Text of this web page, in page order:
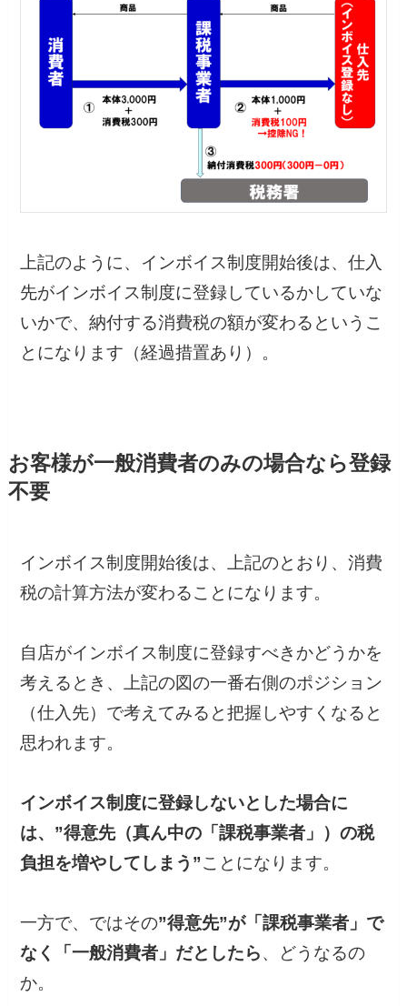
上記のように、インボイス制度開始後は、仕入
先がインボイス制度に登録しているかしていな
いかで、納付する消費税の額が変わるというこ
とになります（経過措置あり）。
お客様が一般消費者のみの場合なら登録
不要
インボイス制度開始後は、上記のとおり、消費
税の計算方法が変わることになります。
自店がインボイス制度に登録すべきかどうかを
考えるとき、上記の図の一番右側のポジション
（仕入先）で考えてみると把握しやすくなると
思われます。
インボイス制度に登録しないとした場合に
は、”得意先（真ん中の「課税事業者」）の税
負担を増やしてしまう”ことになります。
一方で、ではその”得意先”が「課税事業者」で
なく「一般消費者」だとしたら、どうなるの
か。